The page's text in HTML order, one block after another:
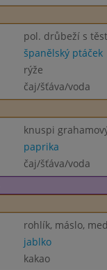
pol. drůbeží s
španělský ptáček
rýže
čaj/šťáva/voda
knuspi
paprika
čaj/šťáva/voda
rohlík, máslo,
jablko
kakao